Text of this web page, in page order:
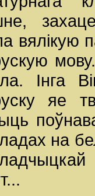
вялікую
Інга
яе
на